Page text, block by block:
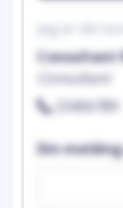
Jeg er din
Consultant
Consultant
23456789
Din